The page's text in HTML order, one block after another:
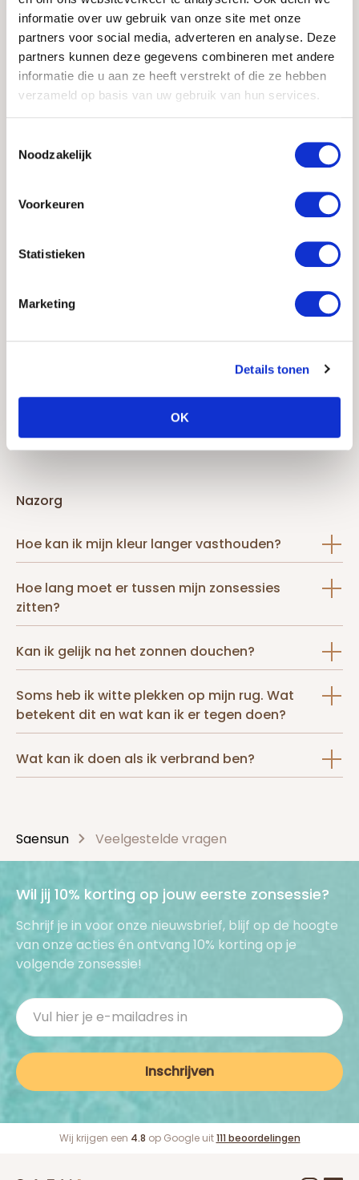
informatie over uw gebruik van onze site met onze
partners voor social media, adverteren en analyse. Deze
partners kunnen deze gegevens combineren met andere
informatie die u aan ze heeft verstrekt of die ze hebben
verzameld op basis van uw gebruik van hun services.
Noodzakelijk
Voorkeuren
Statistieken
Marketing
Details tonen
OK
Kan ik onder de zonnebank als ik zwanger
ben?
Mag ik onder de zonnebank met medicatie
voor acné?
zonnebank?
Moet ik mijn lenzen uitdoen als ik onder de
Kan ik make-up en parfum onder de
zonnebank laten zitten?
Nazorg
Hoe kan ik mijn kleur langer vasthouden?
Hoe lang moet er tussen mijn zonsessies
zitten?
Kan ik gelijk na het zonnen douchen?
Soms heb ik witte plekken op mijn rug. Wat
betekent dit en wat kan ik er tegen doen?
Wat kan ik doen als ik verbrand ben?
Saensun Veelgestelde vragen
Wil jij 10% korting op jouw eerste zonsessie?
Schrijf je in voor onze nieuwsbrief, blijf op de hoogte
van onze acties én ontvang 10% korting op je
volgende zonsessie!
Inschrijven
Wij krijgen een 4.8 op Google uit111 beoordelingen